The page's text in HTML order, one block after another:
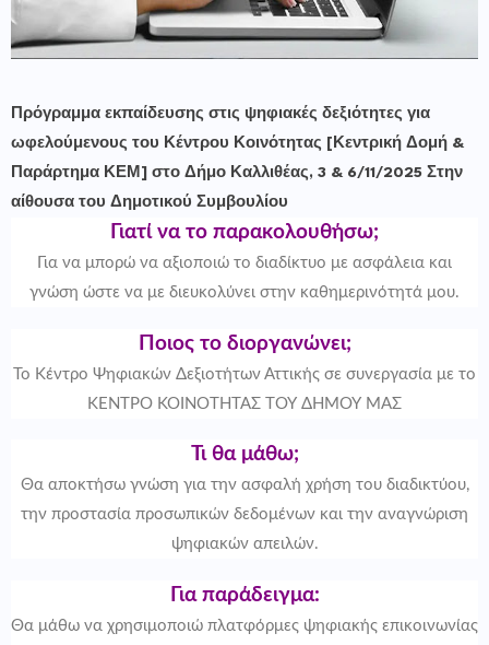
Πρόγραμμα εκπαίδευσης στις ψηφιακές δεξιότητες για
ωφελούμενους του Κέντρου Κοινότητας [Κεντρική Δομή &
Παράρτημα ΚΕΜ] στο Δήμο Καλλιθέας, 3 & 6/11/2025 Στην
αίθουσα του Δημοτικού Συμβουλίου
Γιατί να το παρακολουθήσω;
Για να μπορώ να αξιοποιώ το διαδίκτυο με ασφάλεια και
γνώση ώστε να με διευκολύνει στην καθημερινότητά μου.
Ποιος το διοργανώνει;
Το Κέντρο Ψηφιακών Δεξιοτήτων Αττικής σε συνεργασία με το
ΚΕΝΤΡΟ ΚΟΙΝΟΤΗΤΑΣ ΤΟΥ ΔΗΜΟΥ ΜΑΣ
Τι θα μάθω;
Θα αποκτήσω γνώση για την ασφαλή χρήση του διαδικτύου,
την προστασία προσωπικών δεδομένων και την αναγνώριση
ψηφιακών απειλών.
Για παράδειγμα:
Θα μάθω να χρησιμοποιώ πλατφόρμες ψηφιακής επικοινωνίας